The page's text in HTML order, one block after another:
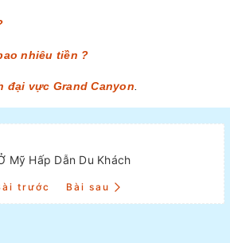
nhiêu tiền ?
đại vực Grand Canyon
Mỹ Hấp Dẫn Du Khách
trước Bài sau